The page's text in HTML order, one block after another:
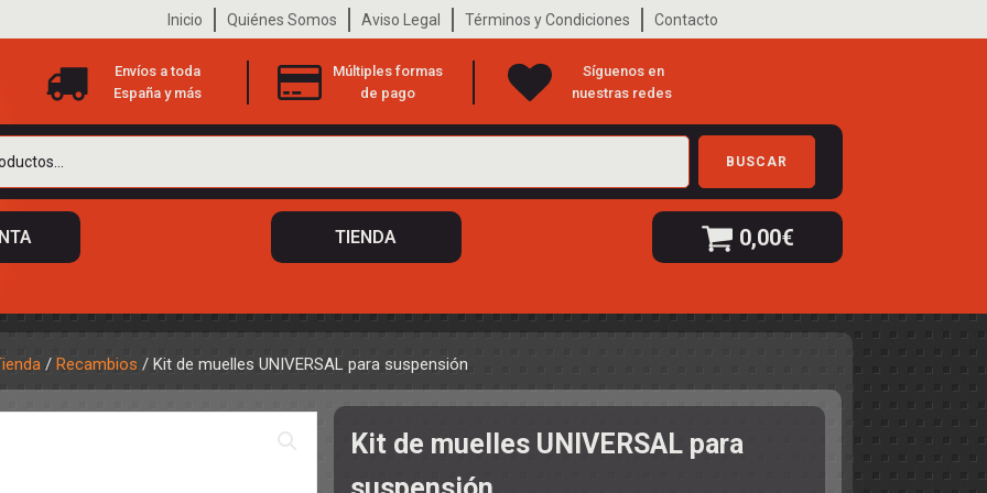
Inicio Quiénes Somos Aviso Legal Términos y Condiciones Contacto
Envíos a toda
España y más
Múltiples formas
de pago
Síguenos en
nuestras redes
BUSCAR
TIENDA 0,00€
/ Recambios / Kit de muelles UNIVERSAL para suspensión
Kit de muelles UNIVERSAL para